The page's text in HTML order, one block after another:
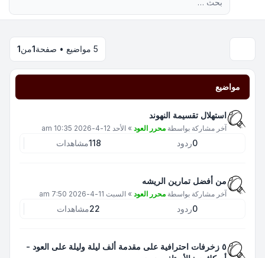
5 مواضيع • صفحة 1من1
مواضيع
استهلال تقسيمة النهوند
آخر مشاركة بواسطة محرر العود » الأحد 12-4-2026 10:35 am
0ردود 118مشاهدات
من أفضل تمارين الريشه
آخر مشاركة بواسطة محرر العود » السبت 11-4-2026 7:50 am
0ردود 22مشاهدات
٥ زخرفات احترافية على مقدمة ألف ليلة وليلة على العود -